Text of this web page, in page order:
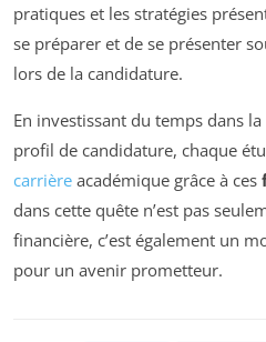
pratiques et les stratégies
se préparer et de se présenter
lors de la candidature.
En investissant du temps dans
profil de candidature, chaque
carrière académique grâce à ces
dans cette quête n’est pas
financière, c’est également un
pour un avenir prometteur.